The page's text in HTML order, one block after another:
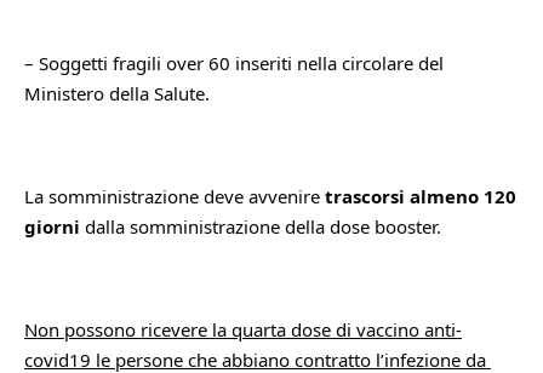
– Soggetti fragili over 60 inseriti nella circolare del
Ministero della Salute.
La somministrazione deve avvenire trascorsi almeno 120
giorni dalla somministrazione della dose booster.
Non possono ricevere la quarta dose di vaccino anti-
covid19 le persone che abbiano contratto l’infezione da